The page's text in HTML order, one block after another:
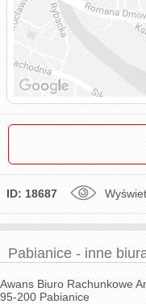
ID: 18687
Pabianice - inne
Awans Biuro Rachunkowe
95-200 Pabianice